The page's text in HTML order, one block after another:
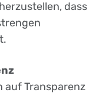
dass
auf Transparenz